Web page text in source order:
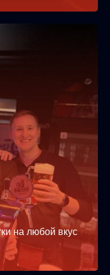
на любой вкус